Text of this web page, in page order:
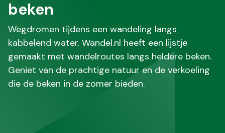
beken
Wegdromen tijdens een wandeling langs
kabbelend water. Wandel.nl heeft een lijstje
gemaakt met wandelroutes langs heldere beken.
Geniet van de prachtige natuur en de verkoeling
die de beken in de zomer bieden.